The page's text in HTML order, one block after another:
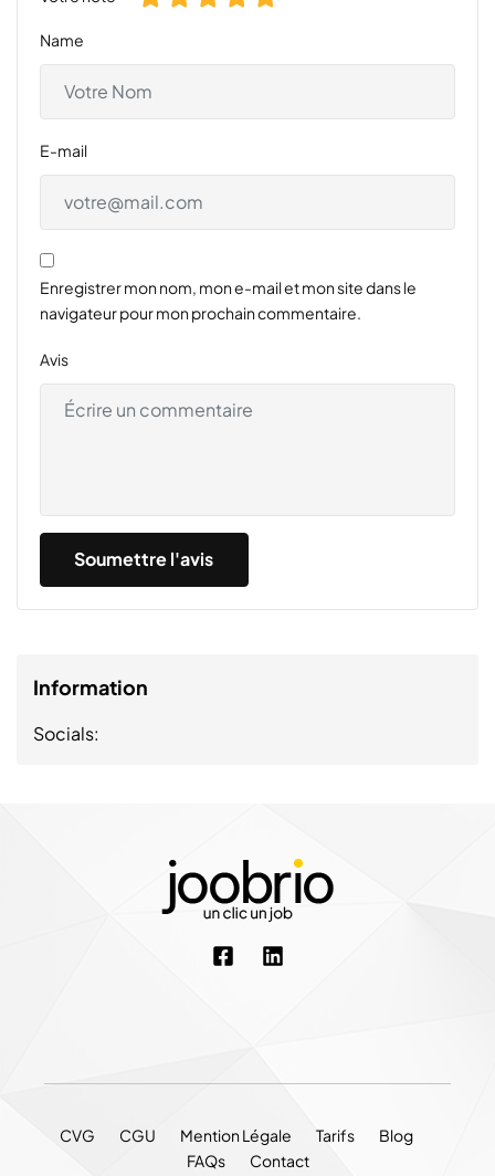
Name
E-mail
Enregistrer mon nom, mon e-mail et mon site dans le
navigateur pour mon prochain commentaire.
Avis
Information
Socials:
CVG CGU Mention Légale Tarifs
Blog
FAQs
Contact